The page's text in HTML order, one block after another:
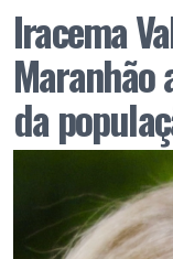
Iracema
Maranhão
da